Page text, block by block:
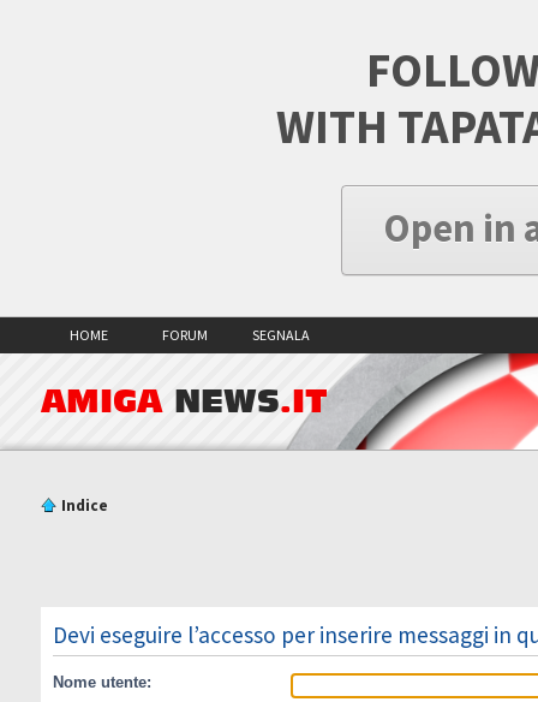
WITH
Open in
HOME FORUM SEGNALA
AMIGA NEWS.IT
Indice
Devi eseguire l’accesso per inserire messaggi in
Nome utente: